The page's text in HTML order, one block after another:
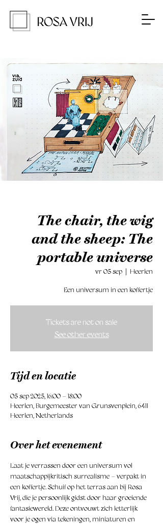
The chair, the wig
and the sheep: The
portable universe
vr 05 sep
  |
Heerlen
Een universum in een koffertje
Tickets are not on sale
See other events
Tijd en locatie
05 sep 2025, 16:00 – 18:00
Heerlen, Burgemeester van Grunsvenplein, 6411
Heerlen, Netherlands
Over het evenement
Laat je verrassen door een universum vol
maatschappijkritisch surrealisme – verpakt in
een koffertje. Schuif op het terras aan bij Rosa
Vrij, die je persoonlijk gidst door haar groeiende
fantasiewereld. Deze ontvouwt zich letterlijk
voor je ogen via tekeningen, miniaturen en